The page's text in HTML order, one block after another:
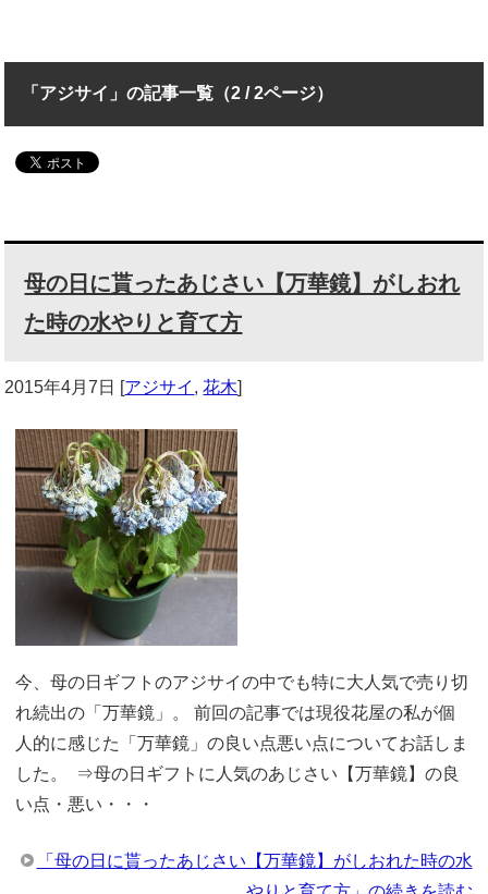
「アジサイ」の記事一覧（2 / 2ページ）
母の日に貰ったあじさい【万華鏡】がしおれ
た時の水やりと育て方
2015年4月7日 [アジサイ ,花木]
今、母の日ギフトのアジサイの中でも特に大人気で売り切
れ続出の「万華鏡」。 前回の記事では現役花屋の私が個
人的に感じた「万華鏡」の良い点悪い点についてお話しま
した。 ⇒母の日ギフトに人気のあじさい【万華鏡】の良
い点・悪い・・・
「母の日に貰ったあじさい【万華鏡】がしおれた時の水